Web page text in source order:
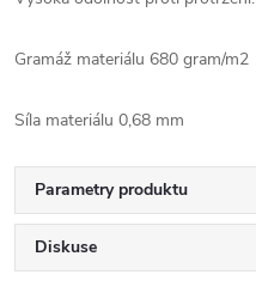
Gramáž materiálu 680 gram/m2
Síla materiálu 0,68 mm
Parametry produktu
Diskuse